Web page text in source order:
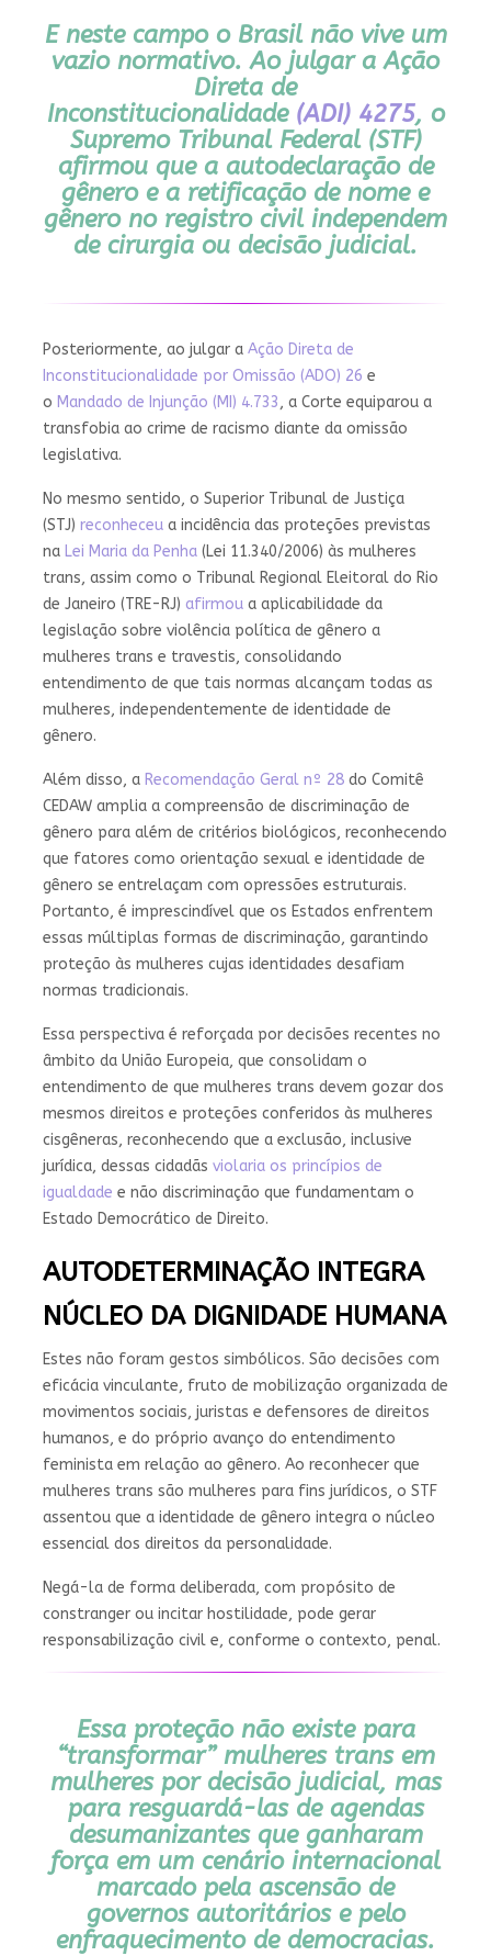
E neste campo o Brasil não vive um
vazio normativo. Ao julgar a Ação
Direta de
Inconstitucionalidade (ADI) 4275, o
Supremo Tribunal Federal (STF)
afirmou que a autodeclaração de
gênero e a retificação de nome e
gênero no registro civil independem
de cirurgia ou decisão judicial.
Posteriormente, ao julgar a Ação Direta de
Inconstitucionalidade por Omissão (ADO) 26 e
o Mandado de Injunção (MI) 4.733, a Corte equiparou a
transfobia ao crime de racismo diante da omissão
legislativa.
No mesmo sentido, o Superior Tribunal de Justiça
(STJ) reconheceu a incidência das proteções previstas
na Lei Maria da Penha (Lei 11.340/2006) às mulheres
trans, assim como o Tribunal Regional Eleitoral do Rio
de Janeiro (TRE-RJ) afirmou a aplicabilidade da
legislação sobre violência política de gênero a
mulheres trans e travestis, consolidando
entendimento de que tais normas alcançam todas as
mulheres, independentemente de identidade de
gênero.
Além disso, a Recomendação Geral nº 28 do Comitê
CEDAW amplia a compreensão de discriminação de
gênero para além de critérios biológicos, reconhecendo
que fatores como orientação sexual e identidade de
gênero se entrelaçam com opressões estruturais.
Portanto, é imprescindível que os Estados enfrentem
essas múltiplas formas de discriminação, garantindo
proteção às mulheres cujas identidades desafiam
normas tradicionais.
Essa perspectiva é reforçada por decisões recentes no
âmbito da União Europeia, que consolidam o
entendimento de que mulheres trans devem gozar dos
mesmos direitos e proteções conferidos às mulheres
cisgêneras, reconhecendo que a exclusão, inclusive
jurídica, dessas cidadãs violaria os princípios de
igualdade e não discriminação que fundamentam o
Estado Democrático de Direito.
AUTODETERMINAÇÃO INTEGRA
NÚCLEO DA DIGNIDADE HUMANA
Estes não foram gestos simbólicos. São decisões com
eficácia vinculante, fruto de mobilização organizada de
movimentos sociais, juristas e defensores de direitos
humanos, e do próprio avanço do entendimento
feminista em relação ao gênero. Ao reconhecer que
mulheres trans são mulheres para fins jurídicos, o STF
assentou que a identidade de gênero integra o núcleo
essencial dos direitos da personalidade.
Negá-la de forma deliberada, com propósito de
constranger ou incitar hostilidade, pode gerar
responsabilização civil e, conforme o contexto, penal.
Essa proteção não existe para
“transformar” mulheres trans em
mulheres por decisão judicial, mas
para resguardá-las de agendas
desumanizantes que ganharam
força em um cenário internacional
marcado pela ascensão de
governos autoritários e pelo
enfraquecimento de democracias.